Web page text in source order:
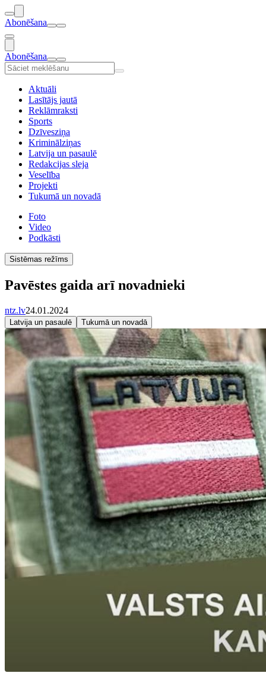
Abonēšana
Abonēšana
Aktuāli
Lasītājs jautā
Reklāmraksti
Sports
Dzīvesziņa
Kriminālziņas
Latvija un pasaulē
Redakcijas sleja
Veselība
Projekti
Tukumā un novadā
Foto
Video
Podkāsti
Sistēmas režīms
Pavēstes gaida arī novadnieki
ntz.lv24.01.2024
Latvija un pasaulē Tukumā un novadā